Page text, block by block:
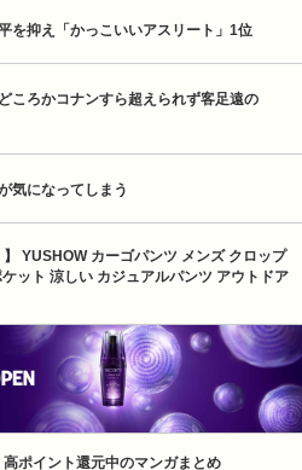
を抑え「かっこいいアスリート」1位
ころかコナンすら超えられず客足遠の
気になってしまう
YUSHOW カーゴパンツ メンズ クロップ
ット 涼しい カジュアルパンツ アウトドア
ポイント還元中のマンガまとめ